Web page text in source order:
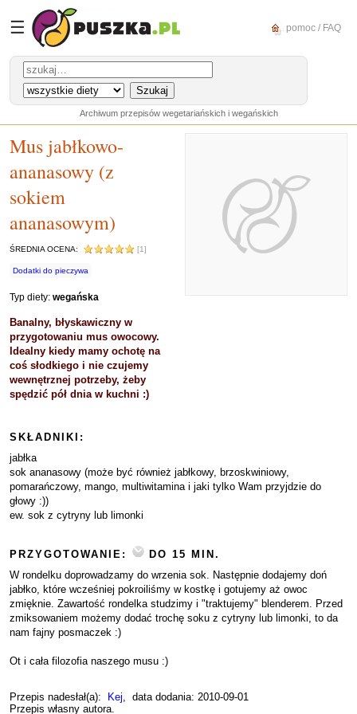
☰ pomoc / FAQ
Archiwum przepisów wegetariańskich i wegańskich
Mus jabłkowo-
ananasowy (z
sokiem
ananasowym)
ŚREDNIA OCENA: [1]
Dodatki do pieczywa
Typ diety: wegańska
Banalny, błyskawiczny w
przygotowaniu mus owocowy.
Idealny kiedy mamy ochotę na
coś słodkiego i nie czujemy
wewnętrznej potrzeby, żeby
spędzić pół dnia w kuchni :)
SKŁADNIKI:
jabłka
sok ananasowy (może być również jabłkowy, brzoskwiniowy,
pomarańczowy, mango, multiwitamina i jaki tylko Wam przyjdzie do
głowy :))
ew. sok z cytryny lub limonki
PRZYGOTOWANIE:
DO 15 MIN.
W rondelku doprowadzamy do wrzenia sok. Następnie dodajemy doń
jabłko, które wcześniej pokroiliśmy w kostkę i gotujemy aż owoc
zmięknie. Zawartość rondelka studzimy i "traktujemy" blenderem. Przed
zmiksowaniem możemy dodać trochę soku z cytryny lub limonki, to da
nam fajny posmaczek :)
Ot i cała filozofia naszego musu :)
Przepis nadesłał(a): Kej, data dodania: 2010-09-01
Przepis własny autora.